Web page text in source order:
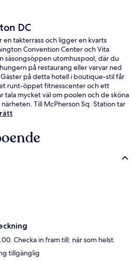
DC
en takterrass och ligger en kvarts
Convention Center och Vita
säsongsöppen utomhuspool, där du
på restaurang eller varvar ned
på detta hotell i boutique-stil får
runt-öppet fitnesscenter och ett
tala mycket väl om poolen och de sköna
Till McPherson Sq. Station tar
North Station är det 10 minuter.
Checka in fram till: när som helst.
tillgänglig